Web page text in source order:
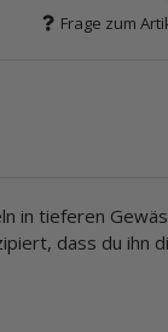
Frage zum
in tieferen
dass du ihn